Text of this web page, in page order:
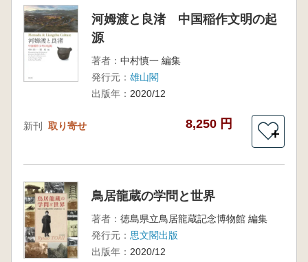
河姆渡と良渚 中国稲作文明の起
源
著者： 中村慎一 編集
発行元： 雄山閣
出版年： 2020/12
新刊 取り寄せ 8,250 円
＋
鳥居龍蔵の学問と世界
著者： 徳島県立鳥居龍蔵記念博物館 編集
発行元： 思文閣出版
出版年： 2020/12